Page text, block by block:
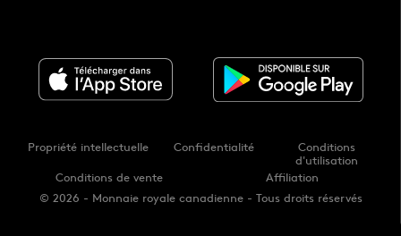
© 2026 - Monnaie royale canadienne - Tous droits réservés
Propriété intellectuelle Confidentialité
Conditions
d'utilisation
Conditions de vente
Affiliation